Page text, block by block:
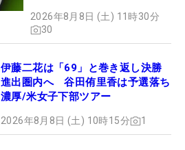
ュー
2026年8月8日 (土) 11時30分
30
伊藤二花は「69」と巻き返し決勝
進出圏内へ 谷田侑里香は予選落ち
濃厚/米女子下部ツアー
2026年8月8日 (土) 10時15分 1